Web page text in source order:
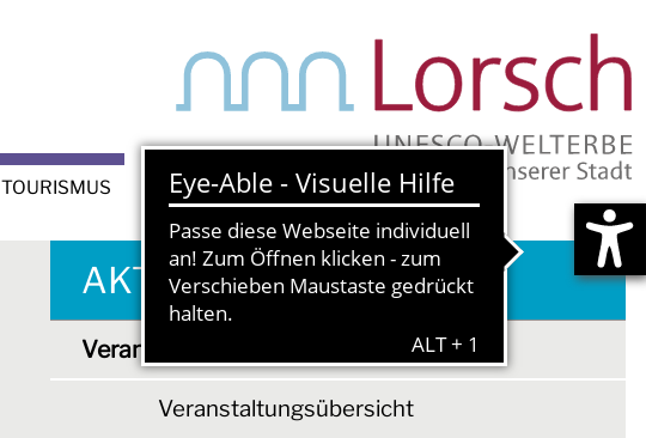
TOURISMUS
AKTUELLES & TERMINE
Veranstaltungen
Veranstaltungsübersicht